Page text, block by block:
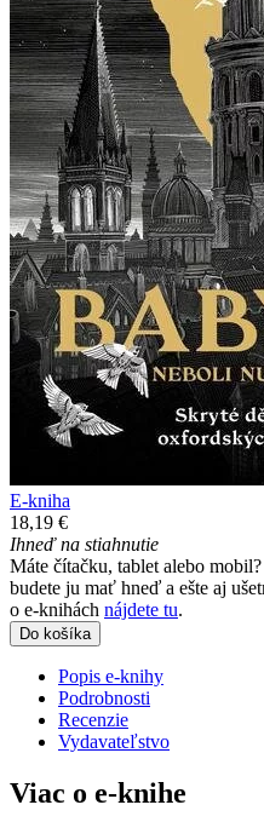
E-kniha
18,19 €
Ihneď na stiahnutie
Máte čítačku, tablet alebo
budete ju mať hneď a ešte aj
o e-knihách nájdete tu.
Do košíka
Popis e-knihy
Podrobnosti
Recenzie
Vydavateľstvo
Viac o e-knihe